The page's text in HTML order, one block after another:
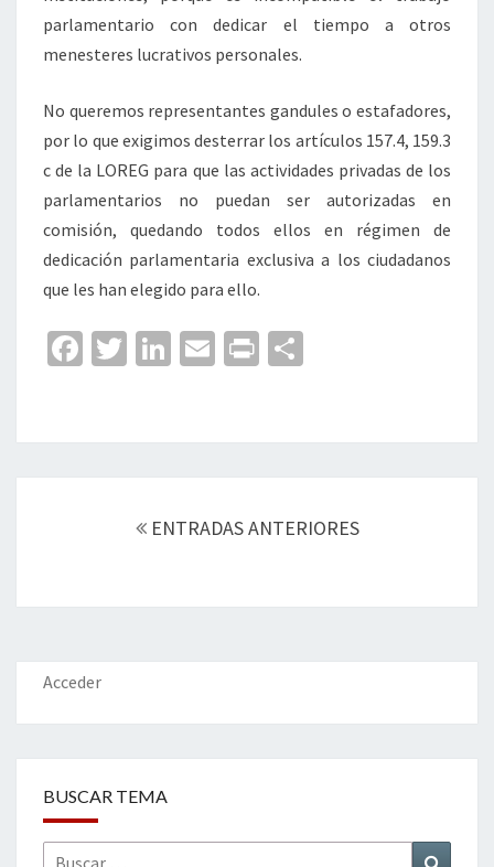
parlamentario con dedicar el tiempo a otros
menesteres lucrativos personales.
No queremos representantes gandules o estafadores,
por lo que exigimos desterrar los artículos 157.4, 159.3
c de la LOREG para que las actividades privadas de los
parlamentarios no puedan ser autorizadas en
comisión, quedando todos ellos en régimen de
dedicación parlamentaria exclusiva a los ciudadanos
que les han elegido para ello.
Fa
o
o
T
er
Li
dI
n
E
l
Pr
p
ar
tir
ENTRADAS ANTERIORES
Acceder
BUSCAR TEMA
Buscar